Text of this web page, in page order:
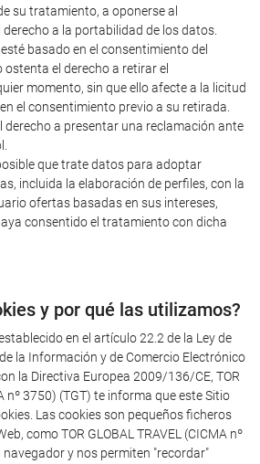
su tratamiento, a oponerse al
a la portabilidad de los datos.
basado en el consentimiento del
el derecho a retirar el
momento, sin que ello afecte a la licitud
el consentimiento previo a su retirada.
derecho a presentar una reclamación ante
que trate datos para adoptar
incluida la elaboración de perfiles, con la
ofertas basadas en sus intereses,
consentido el tratamiento con dicha
y por qué las utilizamos?
en el artículo 22.2 de la Ley de
la Información y de Comercio Electrónico
la Directiva Europea 2009/136/CE, TOR
nº 3750) (TGT) te informa que este Sitio
Las cookies son pequeños ficheros
como TOR GLOBAL TRAVEL (CICMA nº
y nos permiten "recordar"